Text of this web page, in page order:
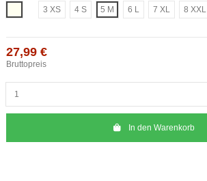
Elfenbeinfarbe
3 XS
4 S 5 M 6 L 7 XL 8 XXL
27,99 €
Bruttopreis
In den Warenkorb